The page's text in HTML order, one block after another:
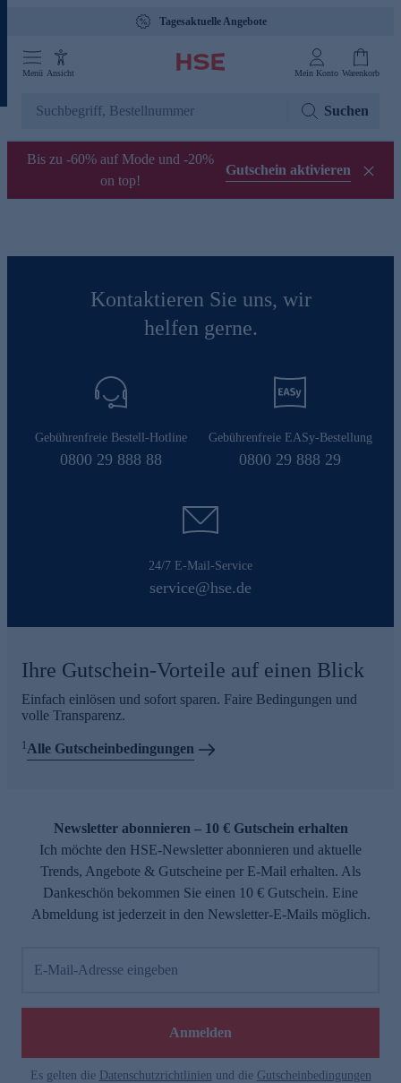
Tagesaktuelle Angebote
Menü Ansicht Mein Konto Warenkorb
Suchen
Bis zu -60% auf Mode und -20%
on top!
Gutschein aktivieren
Kontaktieren Sie uns, wir
helfen gerne.
Gebührenfreie Bestell-Hotline
0800 29 888 88
Gebührenfreie EASy-Bestellung
0800 29 888 29
24/7 E-Mail-Service
service@hse.de
Ihre Gutschein-Vorteile auf einen Blick
Einfach einlösen und sofort sparen. Faire Bedingungen und
volle Transparenz.
1Alle Gutscheinbedingungen
Newsletter abonnieren – 10 € Gutschein erhalten
Ich möchte den HSE-Newsletter abonnieren und aktuelle
Trends, Angebote & Gutscheine per E-Mail erhalten. Als
Dankeschön bekommen Sie einen 10 € Gutschein. Eine
Abmeldung ist jederzeit in den Newsletter-E-Mails möglich.
E-Mail-Adresse eingeben
Anmelden
Es gelten die Datenschutzrichtlinien und die Gutscheinbedingungen